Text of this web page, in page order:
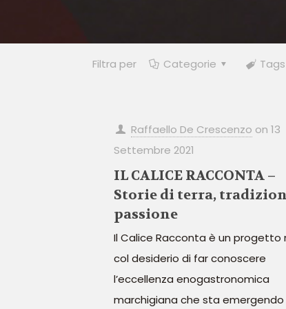
Filtra per Categorie Tags
Raffaello De Crescenzo on 13
Settembre 2021
IL CALICE RACCONTA –
Storie di terra,
passione
Il Calice Racconta è un progetto
col desiderio di far conoscere
l’eccellenza enogastronomica
marchigiana che sta emergendo